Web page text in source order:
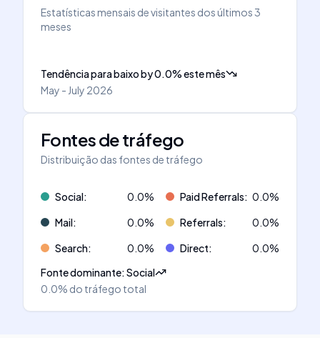
Estatísticas mensais de visitantes dos últimos 3
meses
Tendência para baixoby0.0%este mês
May - July 2026
Fontes de tráfego
Distribuição das fontes de tráfego
Social: 0.0% Paid Referrals: 0.0%
Mail: 0.0% Referrals: 0.0%
Search: 0.0% Direct: 0.0%
Fonte dominante:Social
0.0% do tráfego total